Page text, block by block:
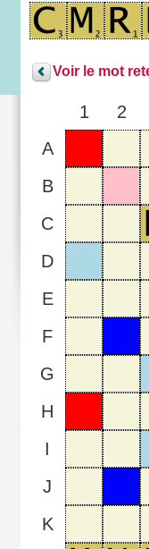
Voir le mot
1 2
A
B
C
D
E
F
G
H
I
J
K